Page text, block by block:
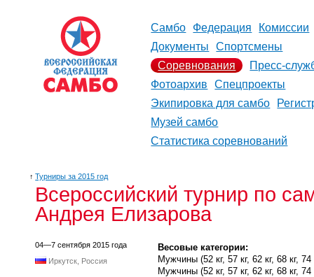
Самбо Федерация
Комиссии
Документы
Спортсмены
Соревнования
Пресс-
Фотоархив
Спецпроекты
Экипировка для самбо
Музей самбо
Статистика соревнований
↑ Турниры за 2015 год
Всероссийский турнир по
Андрея Елизарова
04—7 сентября 2015 года
Иркутск, Россия
Весовые категории:
Мужчины (52 кг, 57 кг, 62 кг, 68 кг, 74
Мужчины (52 кг, 57 кг, 62 кг, 68 кг, 74